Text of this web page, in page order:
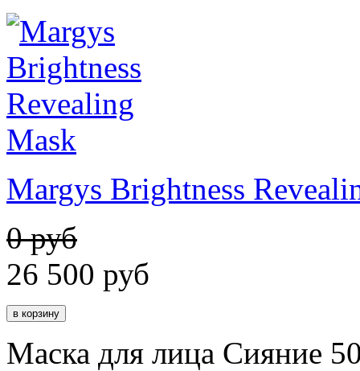
Margys Brightness
0 руб
26 500 руб
Маска для лица Сияние